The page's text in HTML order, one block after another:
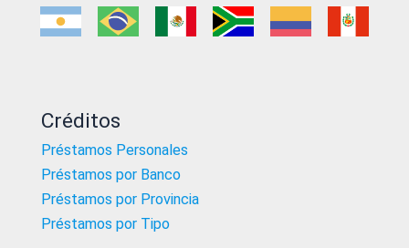
Créditos
Préstamos Personales
Préstamos por Banco
Préstamos por Provincia
Préstamos por Tipo